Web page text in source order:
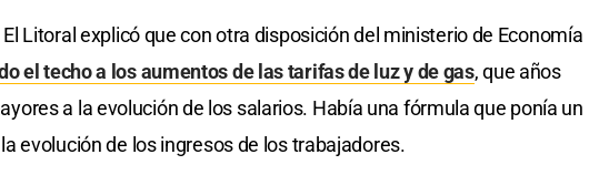
Litoral explicó que con otra disposición del ministerio de Economía
el techo a los aumentos de las tarifas de luz y de gas, que años
a la evolución de los salarios. Había una fórmula que ponía un
evolución de los ingresos de los trabajadores.